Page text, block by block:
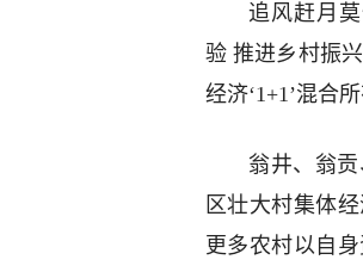
追风赶月
验 推进乡村振
经济‘1+1’混合
翁井、翁
区壮大村集体
更多农村以自